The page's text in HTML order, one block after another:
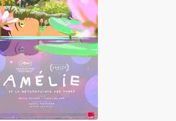
Amélie et la
métaphysique des
tubes